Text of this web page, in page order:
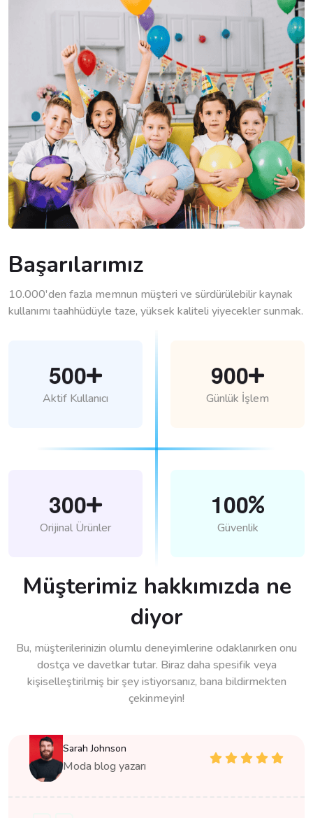
Başarılarımız
10.000'den fazla memnun müşteri ve sürdürülebilir kaynak
kullanımı taahhüdüyle taze, yüksek kaliteli yiyecekler sunmak.
500
Aktif Kullanıcı
900
Günlük İşlem
300
Orijinal Ürünler
100
Güvenlik
Müşterimiz hakkımızda ne
diyor
Bu, müşterilerinizin olumlu deneyimlerine odaklanırken onu
dostça ve davetkar tutar. Biraz daha spesifik veya
kişiselleştirilmiş bir şey istiyorsanız, bana bildirmekten
çekinmeyin!
Sarah Johnson
Moda blog yazarı